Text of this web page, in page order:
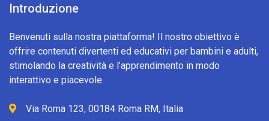
Introduzione
Benvenuti sulla nostra piattaforma! Il nostro obiettivo è
offrire contenuti divertenti ed educativi per bambini e adulti,
stimolando la creatività e l’apprendimento in modo
interattivo e piacevole.
Via Roma 123, 00184 Roma RM, Italia